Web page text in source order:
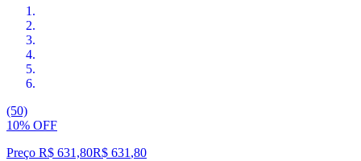
(50)
10% OFF
Preço R$ 631,80R$ 631 ,80